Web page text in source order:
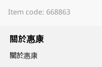
Item code: 668863
關於惠康
關於惠康